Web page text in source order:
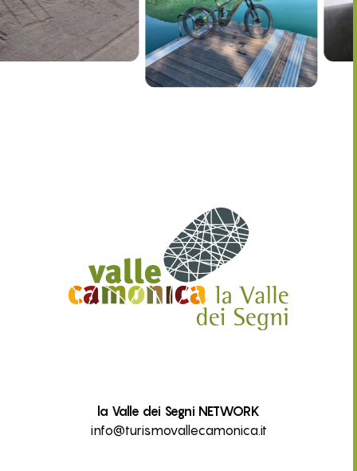
la Valle dei Segni NETWORK
info@turismovallecamonica.it